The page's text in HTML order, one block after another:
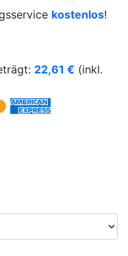
kostenlos!
22,61 € (inkl.